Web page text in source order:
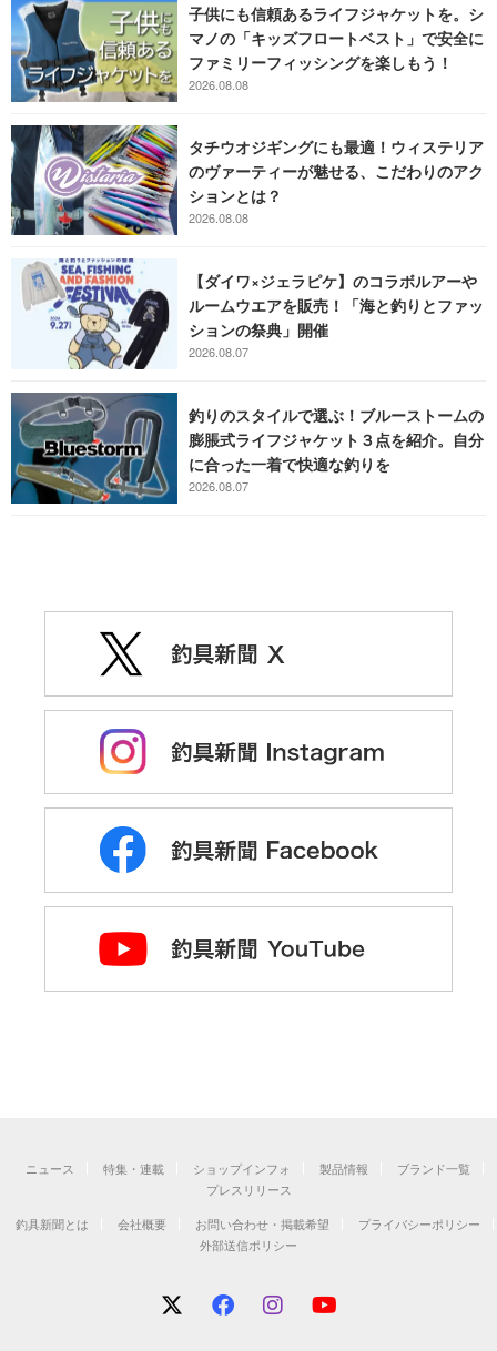
子供にも信頼あるライフジャケットを。シ
マノの「キッズフロートベスト」で安全に
ファミリーフィッシングを楽しもう！
2026.08.08
タチウオジギングにも最適！ウィステリア
のヴァーティーが魅せる、こだわりのアク
ションとは？
2026.08.08
【ダイワ×ジェラピケ】のコラボルアーや
ルームウエアを販売！「海と釣りとファッ
ションの祭典」開催
2026.08.07
釣りのスタイルで選ぶ！ブルーストームの
膨脹式ライフジャケット３点を紹介。自分
に合った一着で快適な釣りを
2026.08.07
ニュース 特集・連載 ショップインフォ 製品情報
ブランド一覧
プレスリリース
釣具新聞とは
会社概要 お問い合わせ・掲載希望
プライバシーポリシー
外部送信ポリシー